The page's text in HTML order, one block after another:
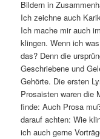
Bildern in
Ich zeichne auch
Ich mache mir auch
klingen. Wenn ich
das? Denn die
Geschriebene und
Gehörte. Die ersten
Prosaisten waren die
finde: Auch Prosa
darauf achten: Wie
ich auch gerne